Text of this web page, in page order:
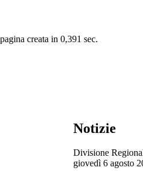
creata in 0,391 sec.
Notizie
Divisione
giovedì 6 agosto